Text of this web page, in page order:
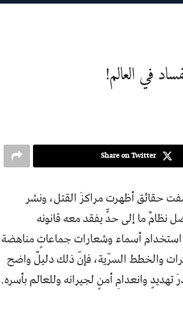
في العالم!
Share on Twitter
حقائق أظهرت مراكزَ القتل، ونشر
نظامٌ ما إلى حدٍّ يفقد معه قانونه
استخدام أسماء وشعارات جماعاتٍ مناهضة
والخطط السرّية، فإنّ ذلك دليلٌ واضح
وانعدامِ أمنٍ لجيرانه وللعالم بأسره.